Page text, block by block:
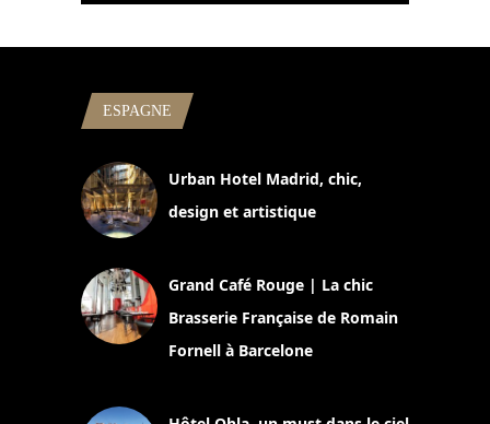
ESPAGNE
Urban Hotel Madrid, chic,
design et artistique
Grand Café Rouge | La chic
Brasserie Française de Romain
Fornell à Barcelone